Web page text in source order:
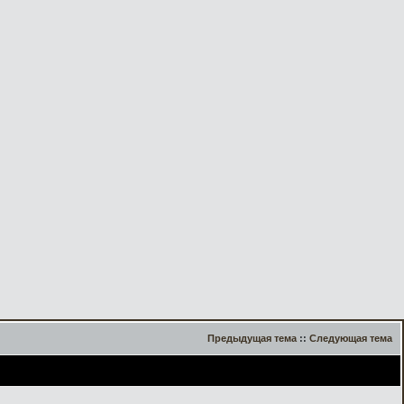
Предыдущая тема :: Следующая тема